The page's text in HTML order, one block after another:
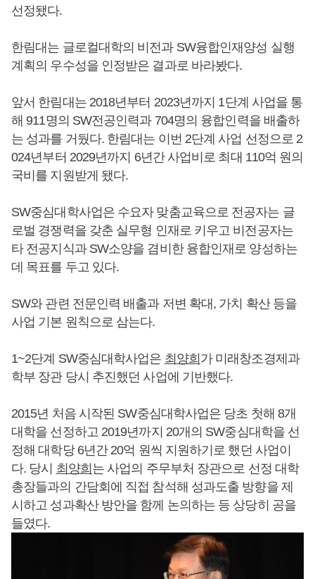
선정됐다.
한림대는 글로컬대학의 비전과 SW융합인재양성 실행
계획의 우수성을 인정받은 결과로 바라봤다.
앞서 한림대는 2018년부터 2023년까지 1단계 사업을 통
해 911명의 SW전공인력과 704명의 융합인력을 배출하
는 성과를 거뒀다. 한림대는 이번 2단계 사업 선정으로 2
024년부터 2029년까지 6년간 사업비로 최대 110억 원의
국비를 지원받게 됐다.
SW중심대학사업은 수요자 맞춤교육으로 전공자는 글
로벌 경쟁력을 갖춘 실무형 인재로 키우고 비전공자는
타 전공지식과 SW소양을 겸비한 융합인재로 양성하는
데 목표를 두고 있다.
SW와 관련 전문인력 배출과 저변 확대, 가치 확산 등을
사업 기본 원칙으로 삼는다.
1~2단계 SW중심대학사업은 최양희 가 미래창조경제과
학부 장관 당시 추진했던 사업에 기반했다.
2015년 처음 시작된 SW중심대학사업은 당초 첫해 8개
대학을 선정하고 2019년까지 20개의 SW중심대학을 선
정해 대학당 6년간 20억 원씩 지원하기로 했던 사업이
다. 당시 최양희 는 사업의 주무부처 장관으로 선정 대학
총장들과의 간담회에 직접 참석해 성과도출 방향을 제
시하고 성과확산 방안을 함께 논의하는 등 상당히 공을
들였다.